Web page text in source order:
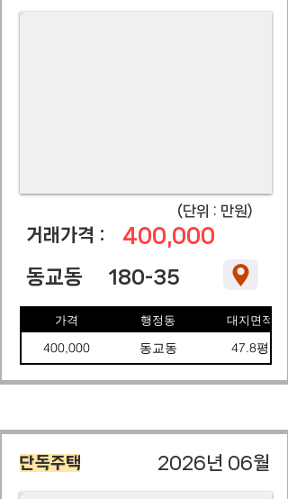
​(단위 : 만원)
​거래가격 : 400,000
동교동 180-35
가격 행정동 대지면적
400,000 동교동 47.8평
단독주택 2026년 06월